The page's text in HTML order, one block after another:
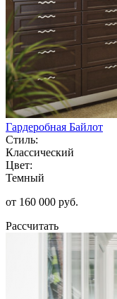
Гардеробная Байлот
Стиль:
Классический
Цвет:
Темный
от 160 000 руб.
Рассчитать